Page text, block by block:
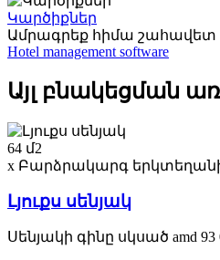
Կարծիքներ
Ամրագրեք հիմա շահավետ
Hotel management software
Այլ բնակեցման
64 մ2
x Բարձրակարգ
Լյուքս սենյակ
Սենյակի գինը սկսած amd 93